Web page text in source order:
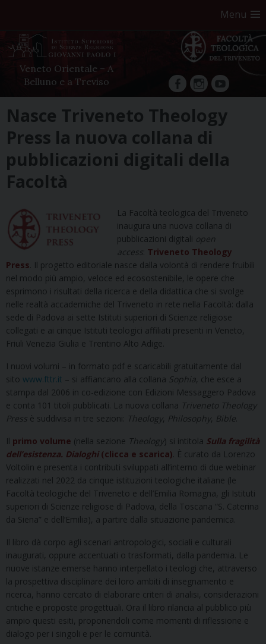
Menu
Veneto Orientale – A
Belluno e a Treviso
facebookInstagram
YouTube
content
Nasce Triveneto Theology
Press la nuova collana di
pubblicazioni digitali della
Facoltà
La Facoltà teologica del Triveneto
inaugura una nuova collana di
pubblicazioni digitali open
access: Triveneto Theology
Press. Il progetto editoriale nasce dalla volontà di rendere fruibili
nel modo più ampio, veloce ed ecosostenibile, le opere che
esprimono i risultati della ricerca e della didattica che si svolge
nelle realtà accademiche del Triveneto in rete nella Facoltà: dalla
sede di Padova ai sette Istituti superiori di Scienze religiose
collegati e ai cinque Istituti teologici affiliati presenti in Veneto,
Friuli Venezia Giulia e Trentino Alto Adige.
I nuovi volumi – in formato pdf e scaricabili gratuitamente dal
sito www.fttr.it – si affiancano alla collana Sophia, che esce a
stampa dal 2006 in co-edizione con Edizioni Messaggero Padova
e conta 101 titoli pubblicati. La nuova collana Triveneto Theology
Press è suddivisa in tre sezioni: Theology, Philosophy, Bible.
Il primo volume (nella sezione Theology) si intitola Sulla fragilità
dell’esistenza. Dialoghi (clicca e scarica). È curato da Lorenzo
Voltolin e presenta i contributi sviluppati all’interno di due webinar
realizzati nel 2022 da cinque istituzioni teologiche italiane (le
Facoltà teologiche del Triveneto e dell’Emilia Romagna, gli Istituti
superiori di Scienze religiose di Padova, della Toscana “S. Caterina
da Siena” e dell’Emilia), a partire dalla situazione pandemica.
Il libro dà corpo agli scenari antropologici, sociali e culturali
inaugurati, oppure accentuati o trasformati, dalla pandemia. Le
nuove istanze emerse hanno interpellato i teologi che, attraverso
la prospettiva disciplinare dei loro ambiti di insegnamento e
ricerca, hanno cercato di elaborare criteri di analisi, considerazioni
critiche e proposte progettuali. Ora il libro rilancia al pubblico più
ampio questi esiti, proponendoli come momenti di riflessione e
dialogo per i singoli e per le comunità.